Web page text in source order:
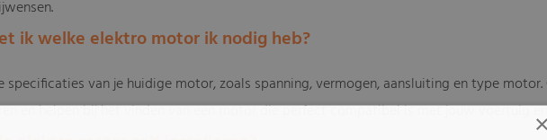
ik welke elektro motor ik nodig heb?
specificaties van je huidige motor, zoals spanning, vermogen, aansluiting en type
en helpen bij het vinden van een motor die perfect compatibel is met jouw voertuig ×